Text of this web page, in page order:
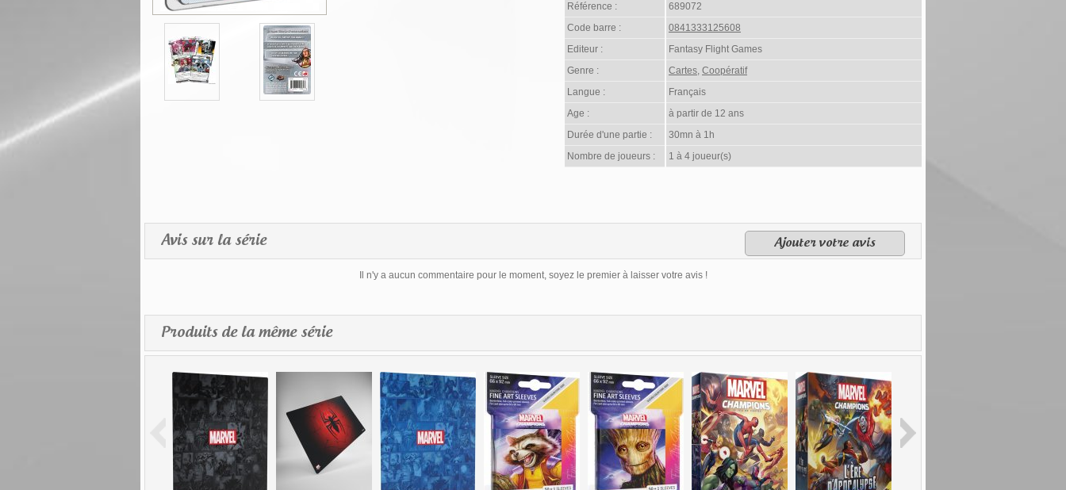
Référence :
689072
Code barre :
0841333125608
Editeur :
Fantasy Flight Games
Genre :
Cartes, Coopératif
Langue :
Français
Age :
à partir de 12 ans
Durée d'une partie :
30mn à 1h
Nombre de joueurs :
1 à 4 joueur(s)
Avis sur la série Ajouter votre avis
Il n'y a aucun commentaire pour le moment, soyez le premier à laisser votre avis !
Produits de la même série